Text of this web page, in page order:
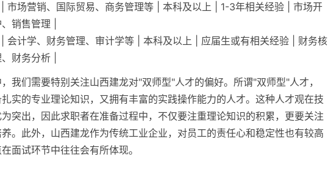
| 市场营销、国际贸易、商务管理等 | 本科及以上 | 1-3年相关经验 | 市场开
销售管理 |
| 会计学、财务管理、审计学等 | 本科及以上 | 应届生或有相关经验 | 财务核
财务分析 |
我们需要特别关注山西建龙对"双师型"人才的偏好。所谓"双师型"人才，
实的专业理论知识，又拥有丰富的实践操作能力的人才。这种人才观在技
突出，因此求职者在准备过程中，不仅要注重理论知识的积累，更要关注
。此外，山西建龙作为传统工业企业，对员工的责任心和稳定性也有较高
面试环节中往往会有所体现。